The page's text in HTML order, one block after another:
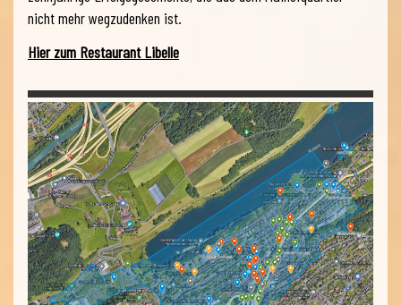
nicht mehr wegzudenken ist.
Hier zum Restaurant Libelle